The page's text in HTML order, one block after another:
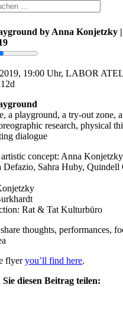
by Anna Konjetzky
19:00 Uhr, LABOR
a playground, a try-out zone,
research, physical
dialogue
concept: Anna Konjetzky
Defazio, Sahra Huby, Quindell
Rat & Tat Kulturbüro
thoughts, performances,
flyeryou’ll find here.
diesen Beitrag teilen: